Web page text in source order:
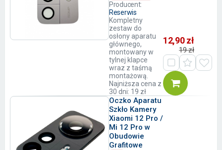
Producent:
Reserwis
Kompletny
zestaw do
osłony aparatu
głównego,
montowany w
tylnej klapce
wraz z taśmą
montażową.
Najniższa cena z
30 dni: 19 zł
12,90 zł
19 zł
Oczko Aparatu
Szkło Kamery
Xiaomi 12 Pro /
Mi 12 Pro w
Obudowie
Grafitowe